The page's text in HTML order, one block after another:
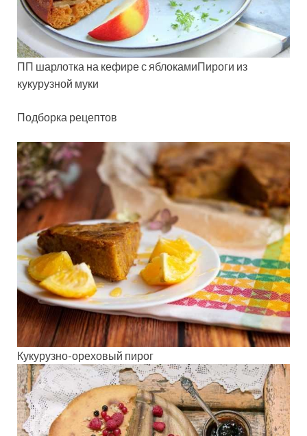
ПП шарлотка на кефире с яблокамиПироги из
кукурузной муки
Подборка рецептов
Кукурузно-ореховый пирог